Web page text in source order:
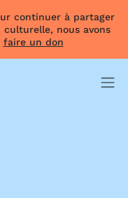
continuer à partager
nous avons
faire un don